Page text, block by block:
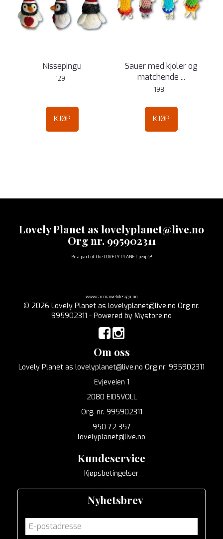
Nissepingu
129,-
KJØP
Sauer med kjoler og
matchende ...
198,-
KJØP
Lovely Planet as lovelyplanet@live.no
Org nr. 995902311
Be a part of the LOVELY PLANET people!
www.carmawebdesign.no
© 2026 Lovely Planet as lovelyplanet@live.no Org nr.
995902311 - Powered by Mystore.no
Om oss
Lovely Planet as lovelyplanet@live.no Org nr. 995902311
Evjeveien 1
2080 EIDSVOLL
Org. nr. 995902311
950 72 357
lovelyplanet@live.no
Kundeservice
Kjøpsbetingelser
Nyhetsbrev